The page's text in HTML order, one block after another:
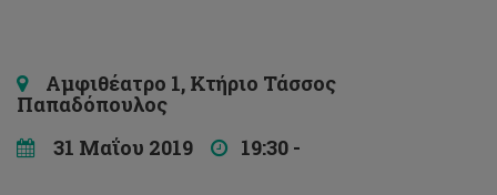
Αμφιθέατρο 1, Κτήριο Τάσσος
Παπαδόπουλος
31 Μαΐου 2019
19:30 -